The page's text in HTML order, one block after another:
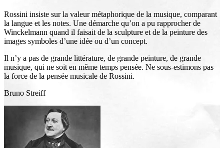
Rossini insiste sur la valeur métaphorique de la musique, comparant
la langue et les notes. Une démarche qu’on a pu rapprocher de
Winckelmann quand il faisait de la sculpture et de la peinture des
images symboles d’une idée ou d’un concept.
Il n’y a pas de grande littérature, de grande peinture, de grande
musique, qui ne soit en même temps pensée. Ne sous-estimons pas
la force de la pensée musicale de Rossini.
Bruno Streiff